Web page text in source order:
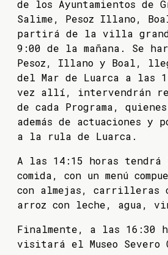
de los Ayuntamientos de
Salime, Pesoz Illano,
partirá de la villa
9:00 de la mañana. Se
Pesoz, Illano y Boal,
del Mar de Luarca a las
vez allí, intervendrán
de cada Programa,
además de actuaciones
a la rula de Luarca.
A las 14:15 horas
comida, con un menú
con almejas, carrilleras
arroz con leche, agua,
Finalmente, a las 16:30
visitará el Museo Severo